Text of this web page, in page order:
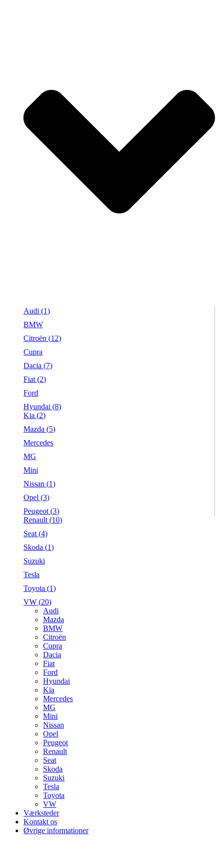
Audi (1)
BMW
Citroën (12)
Cupra
Dacia (7)
Fiat (2)
Ford
Hyundai (8)
Kia (2)
Mazda (5)
Mercedes
MG
Mini
Nissan (1)
Opel (3)
Peugeot (3)
Renault (10)
Seat (4)
Skoda (1)
Suzuki
Tesla
Toyota (1)
VW (20)
Audi
Mazda
BMW
Citroën
Cupra
Dacia
Fiat
Ford
Hyundai
Kia
Mercedes
MG
Mini
Nissan
Opel
Peugeot
Renault
Seat
Skoda
Suzuki
Tesla
Toyota
VW
Værksteder
Kontakt os
Øvrige informationer